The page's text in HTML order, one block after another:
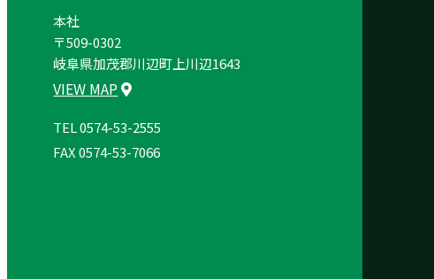
本社
〒509-0302
岐阜県加茂郡川辺町上川辺1643
VIEW MAP
TEL 0574-53-2555
FAX 0574-53-7066